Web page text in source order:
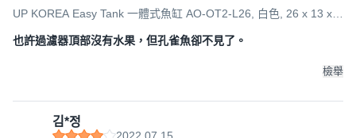
傷。安裝簡易，方便維護，是您打造理想水族箱的完美選擇。
產品資訊部分文字係由AI產出，
UP KOREA Easy Tank 一體式魚缸 AO-OT2-L26, 白色, 26 x 13 x
也許過濾器頂部沒有水果，但孔雀魚卻不見了。
檢舉
김*정
2022.07.15